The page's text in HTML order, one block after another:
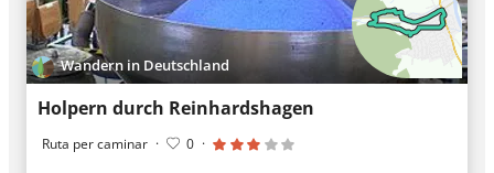
Wandern in Deutschland
Holpern durch Reinhardshagen
Ruta per caminar · 0 ·